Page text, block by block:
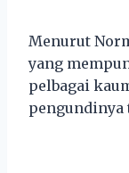
Menurut
yang
pelbagai
pengundinya